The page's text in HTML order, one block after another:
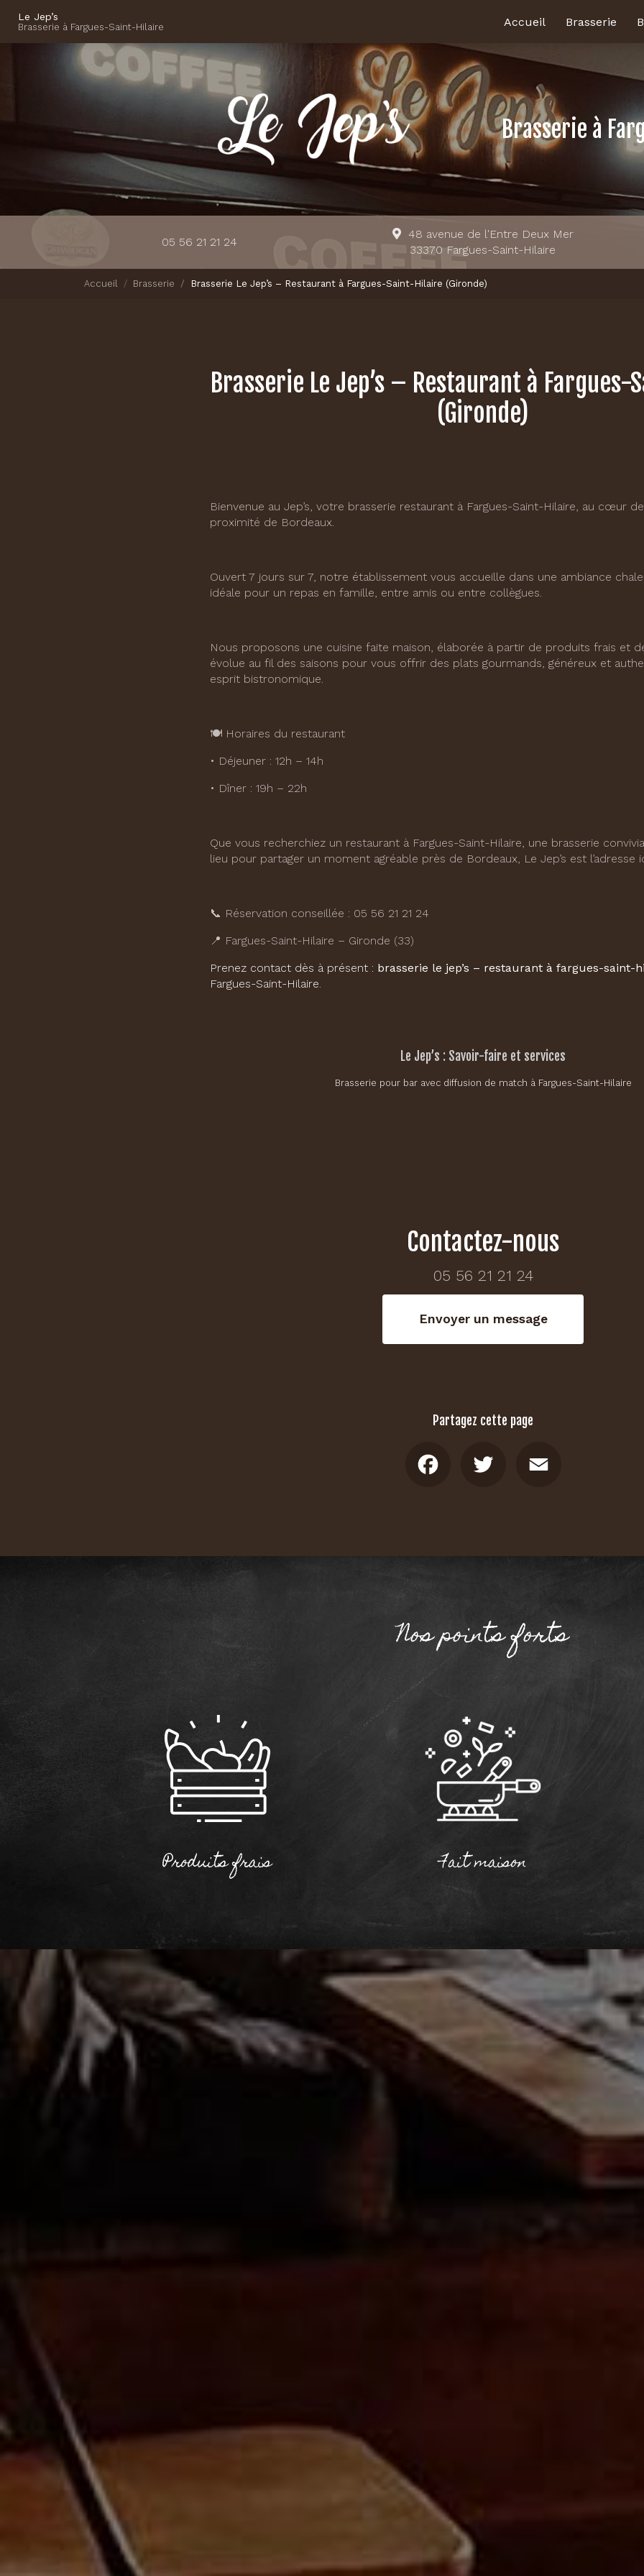
Le Jep’s
Brasserie à Fargues-Saint-Hilaire
Accueil
Brasserie
Brasserie à
05 56 21 21 24
48 avenue de l'Entre Deux Mer
33370 Fargues-Saint-Hilaire
Accueil Brasserie Brasserie Le Jep’s – Restaurant à Fargues-Saint-Hilaire (Gironde)
Brasserie Le Jep’s – Restaurant à
(Gironde)
Bienvenue au Jep’s, votre brasserie restaurant à Fargues-Saint-Hilaire, au cœur
proximité de Bordeaux.
Ouvert 7 jours sur 7, notre établissement vous accueille dans une ambiance
idéale pour un repas en famille, entre amis ou entre collègues.
Nous proposons une cuisine faite maison, élaborée à partir de produits frais et
évolue au fil des saisons pour vous offrir des plats gourmands, généreux et
esprit bistronomique.
🍽️ Horaires du restaurant
• Déjeuner : 12h – 14h
• Dîner : 19h – 22h
Que vous recherchiez un restaurant à Fargues-Saint-Hilaire, une brasserie
lieu pour partager un moment agréable près de Bordeaux, Le Jep’s est l’adresse
📞 Réservation conseillée : 05 56 21 21 24
📍 Fargues-Saint-Hilaire – Gironde (33)
Prenez contact dès à présent : brasserie le jep’s – restaurant à fargues-saint-
Fargues-Saint-Hilaire.
Le Jep’s : Savoir-faire et services
Brasserie pour bar avec diffusion de match à Fargues-Saint-Hilaire
Contactez-nous
05 56 21 21 24
Envoyer un message
Partagez cette page
Nos points forts
Produits frais Fait maison